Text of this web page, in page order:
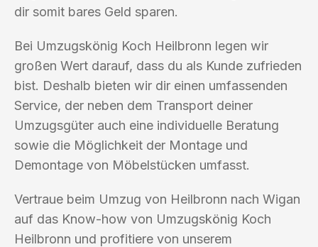
dir somit bares Geld sparen.
Bei Umzugskönig Koch Heilbronn legen wir
großen Wert darauf, dass du als Kunde zufrieden
bist. Deshalb bieten wir dir einen umfassenden
Service, der neben dem Transport deiner
Umzugsgüter auch eine individuelle Beratung
sowie die Möglichkeit der Montage und
Demontage von Möbelstücken umfasst.
Vertraue beim Umzug von Heilbronn nach Wigan
auf das Know-how von Umzugskönig Koch
Heilbronn und profitiere von unserem